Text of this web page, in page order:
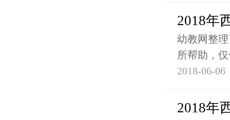
2018年
幼教网整
所帮助，
2018-06-06
2018年